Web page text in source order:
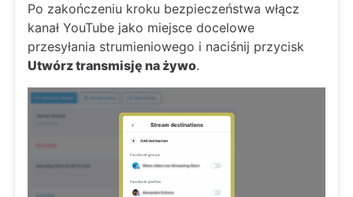
Po zakończeniu kroku bezpieczeństwa włącz
kanał YouTube jako miejsce docelowe
przesyłania strumieniowego i naciśnij przycisk
Utwórz transmisję na żywo.